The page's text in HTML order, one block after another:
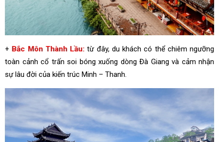
+ Bắc Môn Thành Lầu:từ đây, du khách có thể chiêm ngưỡng
toàn cảnh cổ trấn soi bóng xuống dòng Đà Giang và cảm nhận
sự lâu đời của kiến trúc Minh – Thanh.